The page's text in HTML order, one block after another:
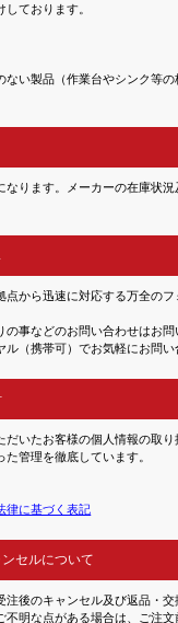
しております。
い製品（作業台やシンク等の
なります。メーカーの在庫状
点から迅速に対応する万全のフ
の事などのお問い合わせはお問
ル（携帯可）でお気軽にお問い
だいたお客様の個人情報の取
た管理を徹底しています。
律に基づく表記
セルについて
注後のキャンセル及び返品・
不明な点がある場合は、ご注文